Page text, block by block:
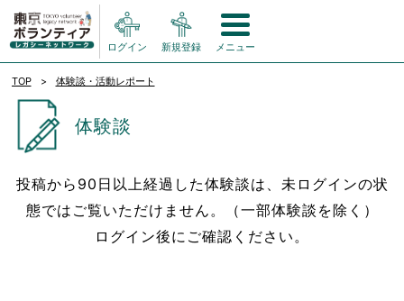
ログイン 新規登録 メニュー
TOP 体験談・活動レポート
体験談
投稿から90日以上経過した体験談は、未ログインの状
態ではご覧いただけません。（一部体験談を除く）
ログイン後にご確認ください。